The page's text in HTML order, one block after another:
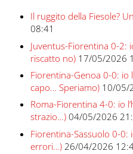
Il ruggito della Fiesole?
08:41
Juventus-Fiorentina 0-2:
riscatto no) 17/05/2026
Fiorentina-Genoa 0-0: io
capo… Speriamo) 10/05/
Roma-Fiorentina 4-0: io
strazio…) 04/05/2026
Fiorentina-Sassuolo 0-0:
errori…) 26/04/2026